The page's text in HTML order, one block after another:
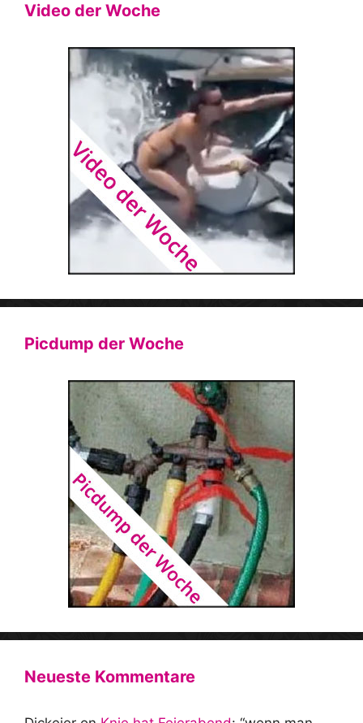
Video der Woche
Picdump der Woche
Neueste Kommentare